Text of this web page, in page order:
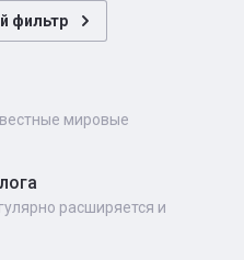
фильтр
мировые
расширяется и